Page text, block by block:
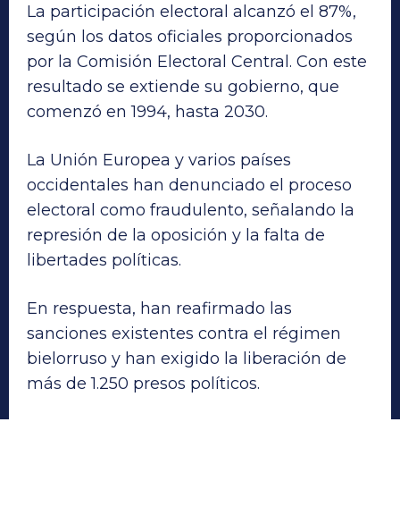
La participación electoral alcanzó el 87%,
según los datos oficiales proporcionados
por la Comisión Electoral Central. Con este
resultado se extiende su gobierno, que
comenzó en 1994, hasta 2030.
La Unión Europea y varios países
occidentales han denunciado el proceso
electoral como fraudulento, señalando la
represión de la oposición y la falta de
libertades políticas.
En respuesta, han reafirmado las
sanciones existentes contra el régimen
bielorruso y han exigido la liberación de
más de 1.250 presos políticos.